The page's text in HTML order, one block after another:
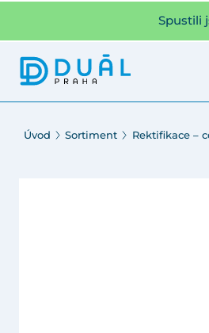
Spustili
Úvod Sortiment Rektifikace –